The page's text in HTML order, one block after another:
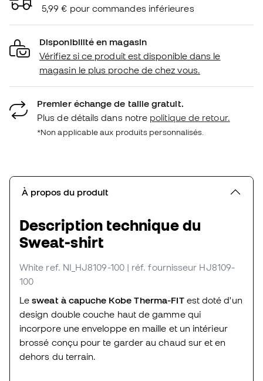
5,99 € pour commandes inférieures
Disponibilité en magasin
Vérifiez si ce produit est disponible dans le
magasin le plus proche de chez vous.
Premier échange de taille gratuit.
Plus de détails dans notre politique de retour.
*Non applicable aux produits personnalisés.
À propos du produit
Description technique du
Sweat-shirt
White ref. NI_HJ8109-100 | réf. fournisseur HJ8109-
100
Lesweat à capuche Kobe Therma-FITest doté d'un
design double couche haut de gamme qui
incorpore une enveloppe en maille et un intérieur
brossé conçu pour te garder au chaud sur et en
dehors du terrain.